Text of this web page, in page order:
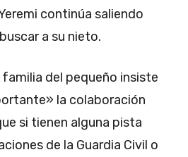
continúa saliendo
a su nieto.
del pequeño insiste
la colaboración
si tienen alguna pista
de la Guardia Civil o